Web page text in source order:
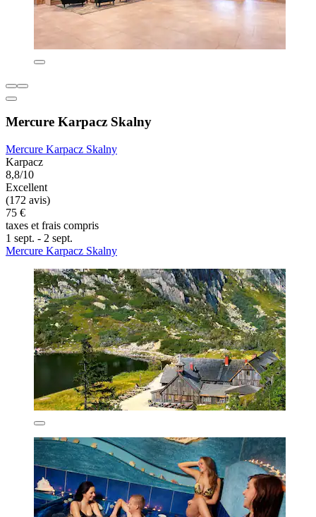
Mercure Karpacz Skalny
Mercure Karpacz Skalny
Karpacz
8,8/10
Excellent
(172 avis)
75 €
taxes et frais compris
1 sept. - 2 sept.
Mercure Karpacz Skalny